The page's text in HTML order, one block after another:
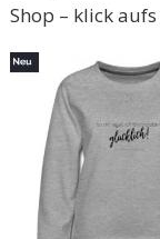
Shop – klick